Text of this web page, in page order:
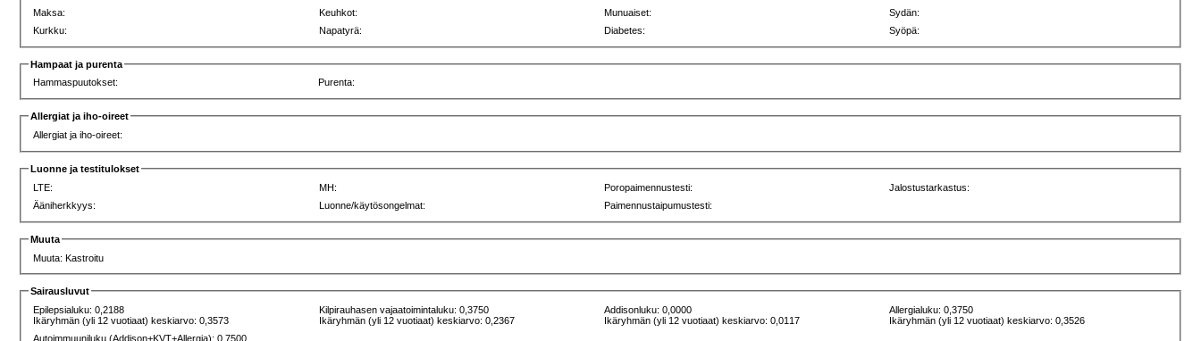
Maksa:
Keuhkot: Munuaiset:
Sydän:
Kurkku:
Napatyrä: Diabetes: Syöpä:
Hampaat ja purenta
Hammaspuutokset:
Purenta:
Allergiat ja iho-oireet
Allergiat ja iho-oireet:
Luonne ja testitulokset
LTE:
MH: Poropaimennustesti:
Jalostustarkastus:
Ääniherkkyys:
Luonne/käytösongelmat: Paimennustaipumustesti:
Muuta
Muuta: Kastroitu
Sairausluvut
Epilepsialuku: 0,2188
Ikäryhmän (yli 12 vuotiaat) keskiarvo: 0,3573
Kilpirauhasen vajaatoimintaluku: 0,3750
Ikäryhmän (yli 12 vuotiaat) keskiarvo: 0,2367
Addisonluku: 0,0000
Ikäryhmän (yli 12 vuotiaat) keskiarvo: 0,0117
Allergialuku: 0,3750
Ikäryhmän (yli 12 vuotiaat) keskiarvo: 0,3526
Autoimmuuniluku (Addison+KVT+Allergia): 0,7500